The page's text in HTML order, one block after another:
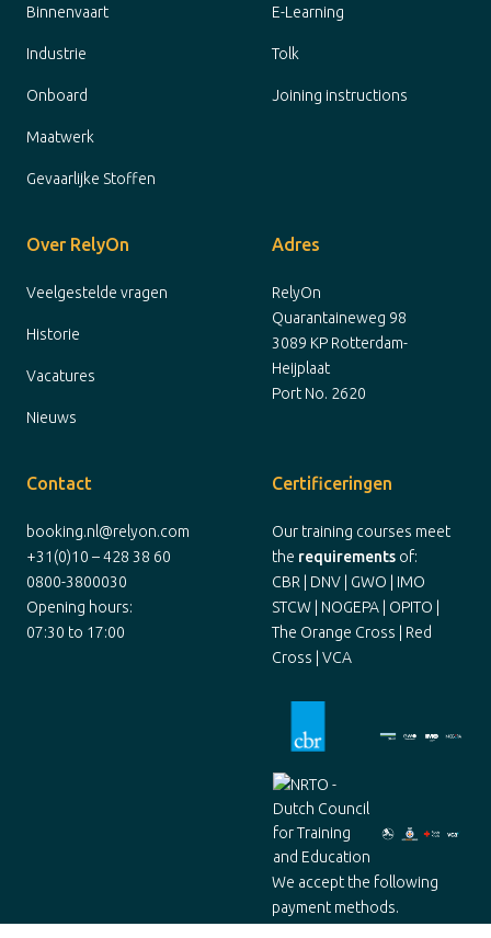
Binnenvaart
Industrie
Onboard
Maatwerk
Gevaarlijke Stoffen
E-Learning
Tolk
Joining instructions
Over RelyOn
Veelgestelde vragen
Historie
Vacatures
Nieuws
Adres
RelyOn
Quarantaineweg 98
3089 KP Rotterdam-
Heijplaat
Port No. 2620
Contact
booking.nl@relyon.com
+31(0)10 – 428 38 60
0800-3800030
Opening hours:
07:30 to 17:00
Certificeringen
Our training courses meet
the requirements of:
CBR | DNV | GWO | IMO
STCW | NOGEPA | OPITO |
The Orange Cross | Red
Cross | VCA
We accept the following
payment methods.